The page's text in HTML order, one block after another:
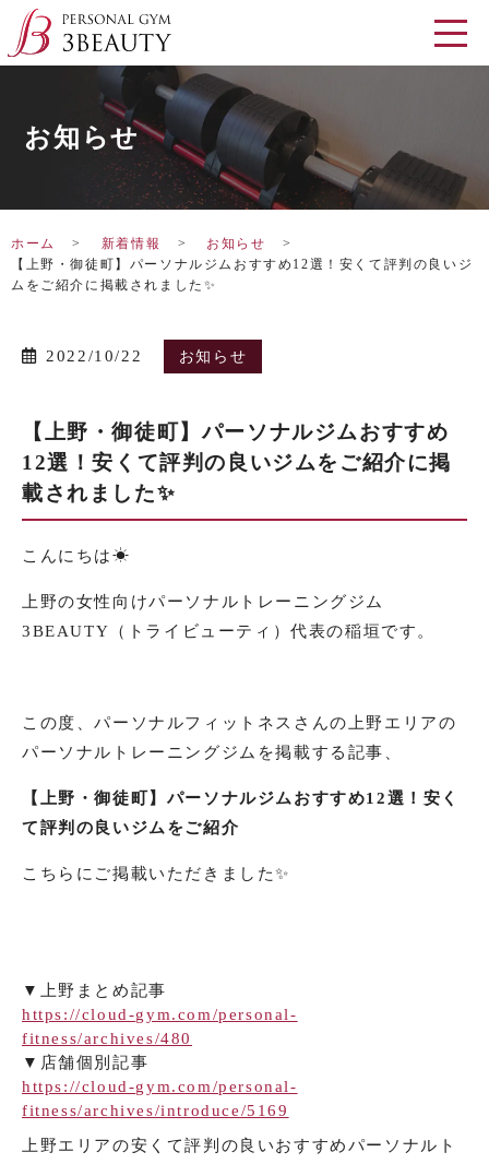
お知らせ
ホーム 新着情報
お知らせ
【上野・御徒町】パーソナルジムおすすめ12選！安くて評判の良いジ
ムをご紹介に掲載されました✨
2022/10/22 お知らせ
【上野・御徒町】パーソナルジムおすすめ
12選！安くて評判の良いジムをご紹介に掲
載されました✨
こんにちは☀︎
上野の女性向けパーソナルトレーニングジム
3BEAUTY（トライビューティ）代表の稲垣です。
この度、パーソナルフィットネスさんの上野エリアの
パーソナルトレーニングジムを掲載する記事、
【上野・御徒町】パーソナルジムおすすめ12選！安く
て評判の良いジムをご紹介
こちらにご掲載いただきました✨
▼上野まとめ記事
https://cloud-gym.com/personal-
fitness/archives/480
▼店舗個別記事
https://cloud-gym.com/personal-
fitness/archives/introduce/5169
上野エリアの安くて評判の良いおすすめパーソナルト